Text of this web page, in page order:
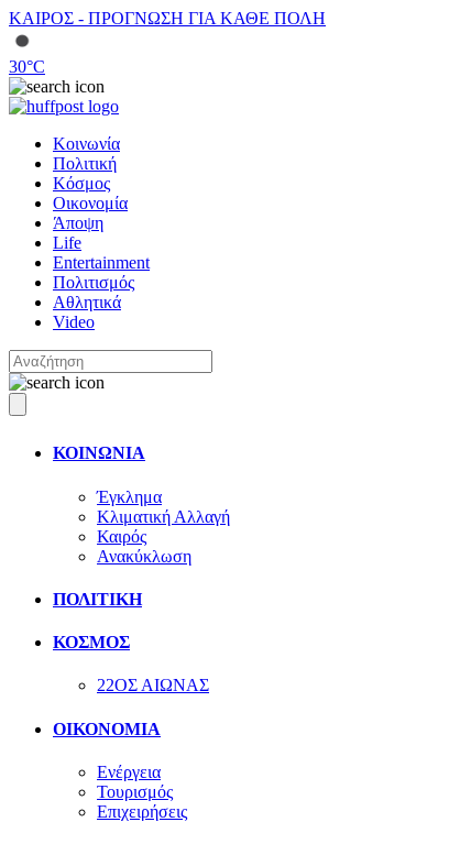
ΚΑΙΡΟΣ - ΠΡΟΓΝΩΣΗ ΓΙΑ ΚΑΘΕ ΠΟΛΗ
30°C
Κοινωνία
Πολιτική
Κόσμος
Οικονομία
Άποψη
Life
Entertainment
Πολιτισμός
Αθλητικά
Video
ΚΟΙΝΩΝΙΑ
Έγκλημα
Κλιματική Αλλαγή
Καιρός
Ανακύκλωση
ΠΟΛΙΤΙΚΗ
ΚΟΣΜΟΣ
22ΟΣ ΑΙΩΝΑΣ
ΟΙΚΟΝΟΜΙΑ
Ενέργεια
Τουρισμός
Επιχειρήσεις